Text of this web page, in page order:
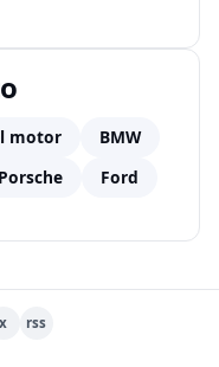
motor
BMW
Porsche Ford
x rss